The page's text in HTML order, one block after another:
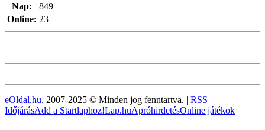
Online: 23
Nap:
849
eOldal.hu, 2007-2025 © Minden jog fenntartva. | RSS
IdőjárásAdd a Startlaphoz!Lap.huApróhirdetésOnline játékok